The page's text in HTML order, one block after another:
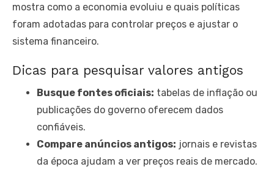
mostra como a economia evoluiu e quais políticas
foram adotadas para controlar preços e ajustar o
sistema financeiro.
Dicas para pesquisar valores antigos
Busque fontes oficiais: tabelas de inflação ou
publicações do governo oferecem dados
confiáveis.
Compare anúncios antigos: jornais e revistas
da época ajudam a ver preços reais de mercado.